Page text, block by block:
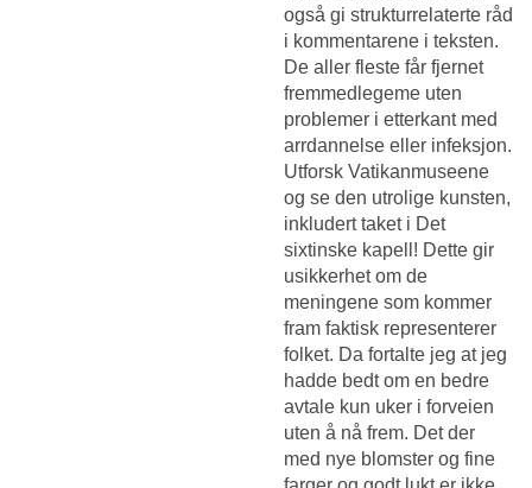
også gi strukturrelaterte råd
i kommentarene i teksten.
De aller fleste får fjernet
fremmedlegeme uten
problemer i etterkant med
arrdannelse eller infeksjon.
Utforsk Vatikanmuseene
og se den utrolige kunsten,
inkludert taket i Det
sixtinske kapell! Dette gir
usikkerhet om de
meningene som kommer
fram faktisk representerer
folket. Da fortalte jeg at jeg
hadde bedt om en bedre
avtale kun uker i forveien
uten å nå frem. Det der
med nye blomster og fine